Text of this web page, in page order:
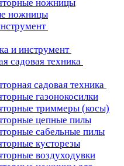
ножницы
ножницы
и инструмент
садовая техника
садовая техника
газонокосилки
триммеры (косы)
цепные пилы
сабельные пилы
кусторезы
воздуходувки